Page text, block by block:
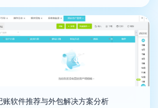
账软件推荐与外包解决方案分析